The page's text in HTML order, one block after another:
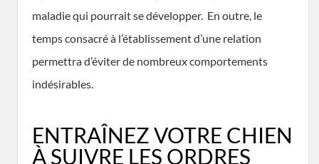
maladie qui pourrait se développer. En outre, le
temps consacré à l’établissement d’une relation
permettra d’éviter de nombreux comportements
indésirables.
ENTRAÎNEZ VOTRE CHIEN
À SUIVRE LES ORDRES